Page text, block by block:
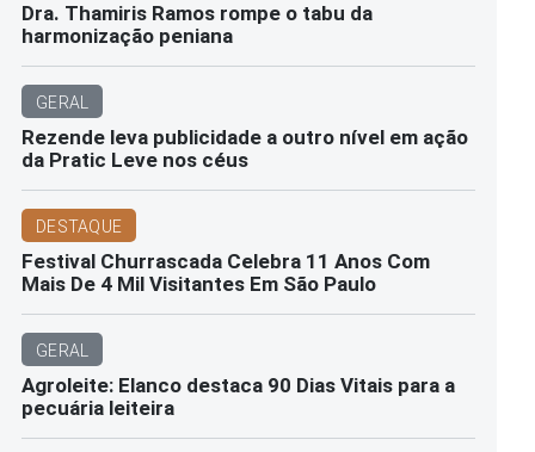
Dra. Thamiris Ramos rompe o tabu da
harmonização peniana
GERAL
Rezende leva publicidade a outro nível em ação
da Pratic Leve nos céus
DESTAQUE
Festival Churrascada Celebra 11 Anos Com
Mais De 4 Mil Visitantes Em São Paulo
GERAL
Agroleite: Elanco destaca 90 Dias Vitais para a
pecuária leiteira